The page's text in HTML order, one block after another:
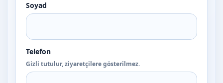
Soyad
Telefon
Gizli tutulur, ziyaretçilere gösterilmez.